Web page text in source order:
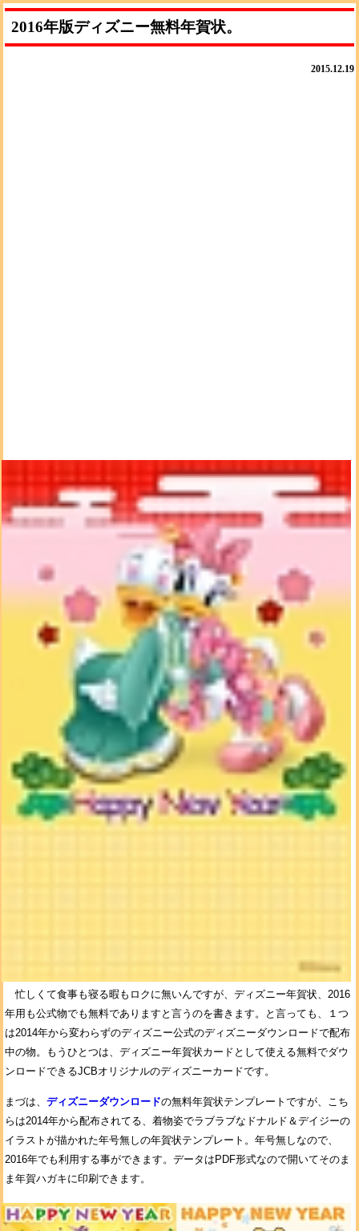
2016年版ディズニー無料年賀状。
2015.12.19
忙しくて食事も寝る暇もロクに無いんですが、ディズニー年賀状、2016
年用も公式物でも無料でありますと言うのを書きます。と言っても、１つ
は2014年から変わらずのディズニー公式のディズニーダウンロードで配布
中の物。もうひとつは、ディズニー年賀状カードとして使える無料でダウ
ンロードできるJCBオリジナルのディズニーカードです。
まづは、 ディズニーダウンロードの無料年賀状テンプレートですが、こち
らは2014年から配布されてる、着物姿でラブラブなドナルド＆デイジーの
イラストが描かれた年号無しの年賀状テンプレート。年号無しなので、
2016年でも利用する事ができます。データはPDF形式なので開いてそのま
ま年賀ハガキに印刷できます。